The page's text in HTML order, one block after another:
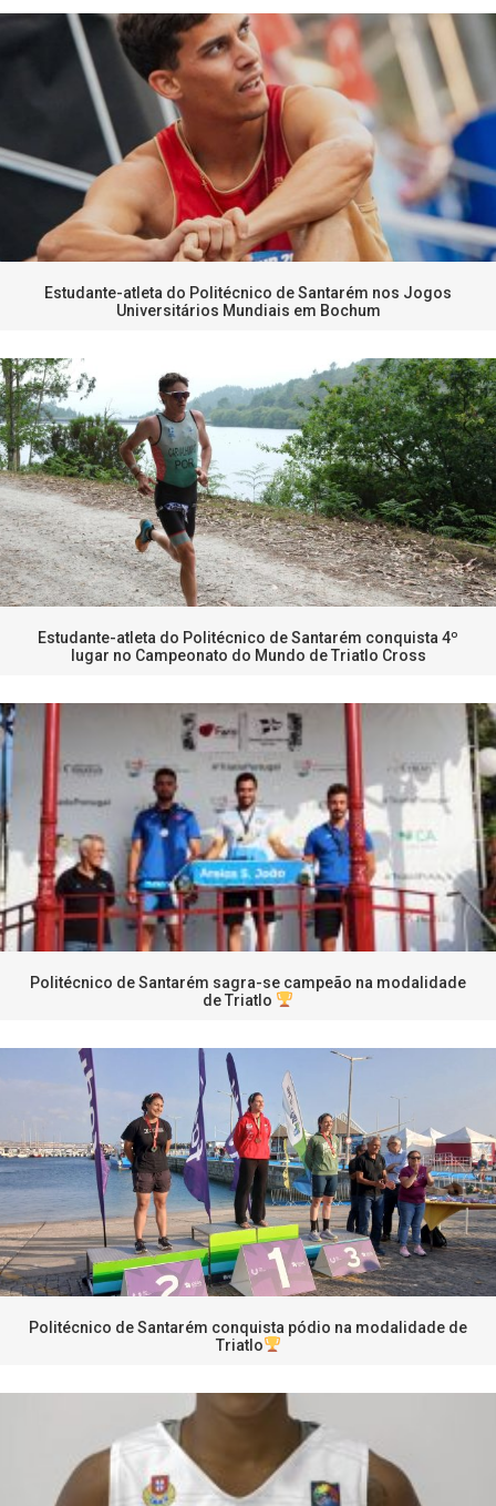
Estudante-atleta do Politécnico de Santarém nos Jogos
Universitários Mundiais em Bochum
Estudante-atleta do Politécnico de Santarém conquista 4º
lugar no Campeonato do Mundo de Triatlo Cross
Politécnico de Santarém sagra-se campeão na modalidade
de Triatlo
Politécnico de Santarém conquista pódio na modalidade de
Triatlo